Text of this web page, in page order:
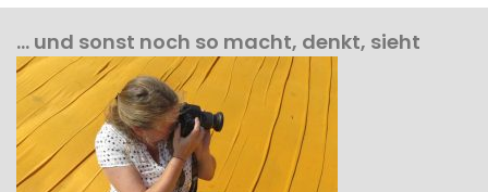
… und sonst noch so macht, denkt, sieht